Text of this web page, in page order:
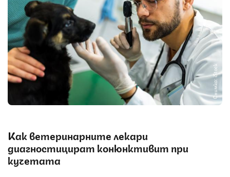
Снимка: iStock
Как ветеринарните лекари
диагностицират конюнктивит при
кучетата